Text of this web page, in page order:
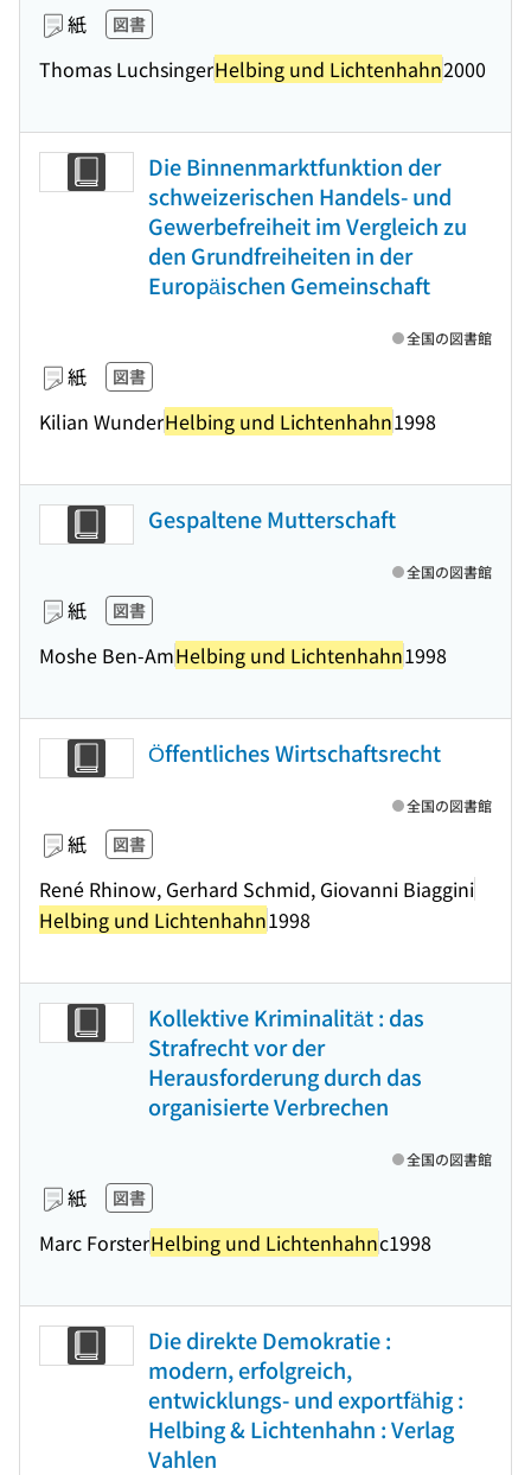
紙 図書
Thomas LuchsingerHelbing und Lichtenhahn2000
Die Binnenmarktfunktion der
schweizerischen Handels- und
Gewerbefreiheit im Vergleich zu
den Grundfreiheiten in der
Europäischen Gemeinschaft
紙 図書
Kilian WunderHelbing und Lichtenhahn1998
全国の図書館
Gespaltene Mutterschaft
紙 図書
Moshe Ben-AmHelbing und Lichtenhahn1998
全国の図書館
Öffentliches Wirtschaftsrecht
紙 図書
René Rhinow, Gerhard Schmid, Giovanni Biaggini
Helbing und Lichtenhahn1998
全国の図書館
Kollektive Kriminalität : das
Strafrecht vor der
Herausforderung durch das
organisierte Verbrechen
紙 図書
Marc ForsterHelbing und Lichtenhahnc1998
全国の図書館
Die direkte Demokratie :
modern, erfolgreich,
entwicklungs- und exportfähig :
Helbing & Lichtenhahn : Verlag
Vahlen